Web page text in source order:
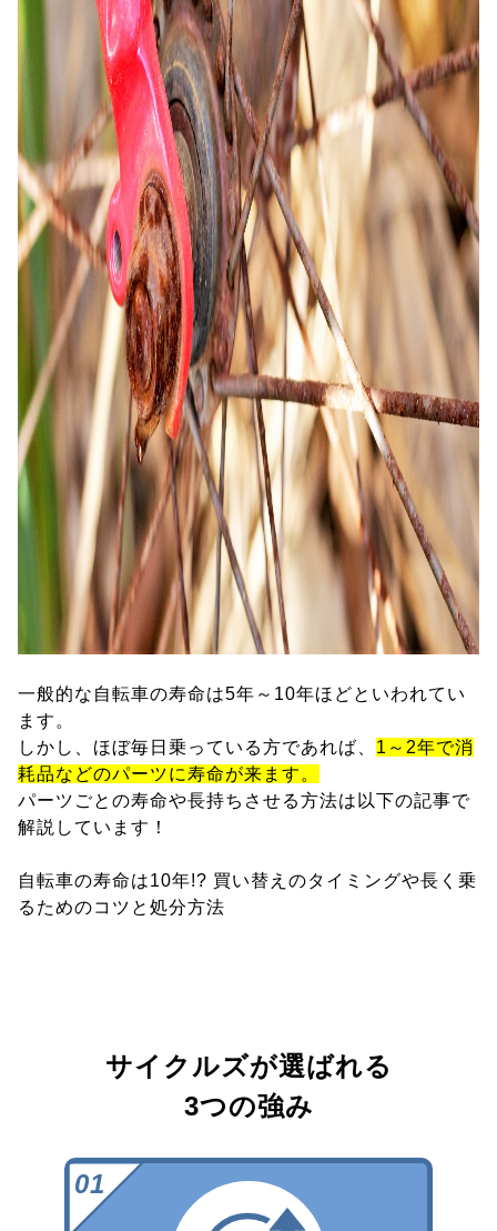
一般的な自転車の寿命は5年～10年ほどといわれてい
ます。
しかし、ほぼ毎日乗っている方であれば、 1～2年で消
耗品などのパーツに寿命が来ます。
パーツごとの寿命や長持ちさせる方法は以下の記事で
解説しています！
自転車の寿命は10年!? 買い替えのタイミングや長く乗
るためのコツと処分方法
サイクルズが選ばれる
3つの強み